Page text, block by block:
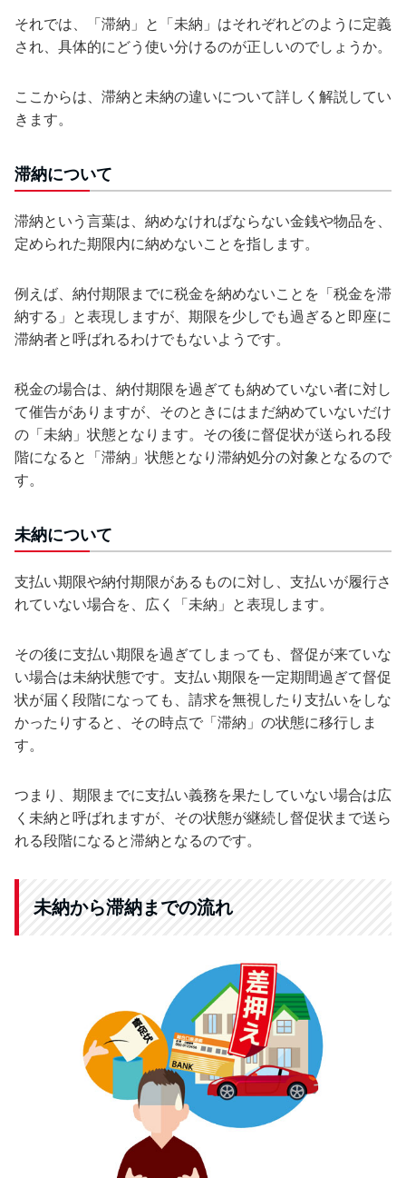
それでは、「滞納」と「未納」はそれぞれどのように定義
され、具体的にどう使い分けるのが正しいのでしょうか。
ここからは、滞納と未納の違いについて詳しく解説してい
きます。
滞納について
滞納という言葉は、納めなければならない金銭や物品を、
定められた期限内に納めないことを指します。
例えば、納付期限までに税金を納めないことを「税金を滞
納する」と表現しますが、期限を少しでも過ぎると即座に
滞納者と呼ばれるわけでもないようです。
税金の場合は、納付期限を過ぎても納めていない者に対し
て催告がありますが、そのときにはまだ納めていないだけ
の「未納」状態となります。その後に督促状が送られる段
階になると「滞納」状態となり滞納処分の対象となるので
す。
未納について
支払い期限や納付期限があるものに対し、支払いが履行さ
れていない場合を、広く「未納」と表現します。
その後に支払い期限を過ぎてしまっても、督促が来ていな
い場合は未納状態です。支払い期限を一定期間過ぎて督促
状が届く段階になっても、請求を無視したり支払いをしな
かったりすると、その時点で「滞納」の状態に移行しま
す。
つまり、期限までに支払い義務を果たしていない場合は広
く未納と呼ばれますが、その状態が継続し督促状まで送ら
れる段階になると滞納となるのです。
未納から滞納までの流れ